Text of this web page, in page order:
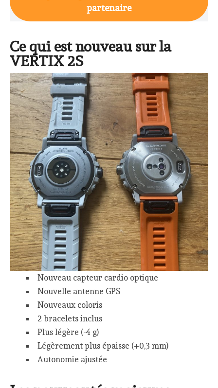
partenaire
Ce qui est nouveau sur la
VERTIX 2S
Nouveau capteur cardio optique
Nouvelle antenne GPS
Nouveaux coloris
2 bracelets inclus
Plus légère (-4 g)
Légèrement plus épaisse (+0,3 mm)
Autonomie ajustée